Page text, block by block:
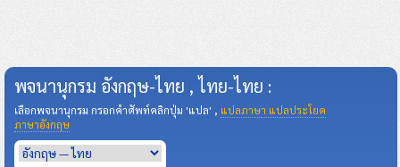
พจนานุกรม อังกฤษ-ไทย , ไทย-ไทย :
เลือกพจนานุกรม กรอกคำศัพท์คลิกปุ่ม 'แปล' , แปลภาษา แปลประโยค
ภาษาอังกฤษ